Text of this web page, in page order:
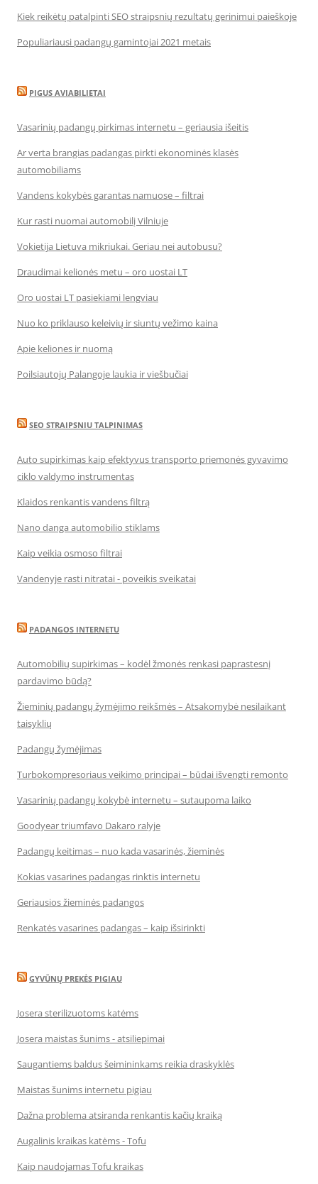
Kiek reikėtų patalpinti SEO straipsnių rezultatų gerinimui paieškoje
Populiariausi padangų gamintojai 2021 metais
PIGUS AVIABILIETAI
Vasarinių padangų pirkimas internetu – geriausia išeitis
Ar verta brangias padangas pirkti ekonominės klasės
automobiliams
Vandens kokybės garantas namuose – filtrai
Kur rasti nuomai automobilį Vilniuje
Vokietija Lietuva mikriukai. Geriau nei autobusu?
Draudimai kelionės metu – oro uostai LT
Oro uostai LT pasiekiami lengviau
Nuo ko priklauso keleivių ir siuntų vežimo kaina
Apie keliones ir nuomą
Poilsiautojų Palangoje laukia ir viešbučiai
SEO STRAIPSNIU TALPINIMAS
Auto supirkimas kaip efektyvus transporto priemonės gyvavimo
ciklo valdymo instrumentas
Klaidos renkantis vandens filtrą
Nano danga automobilio stiklams
Kaip veikia osmoso filtrai
Vandenyje rasti nitratai - poveikis sveikatai
PADANGOS INTERNETU
Automobilių supirkimas – kodėl žmonės renkasi paprastesnį
pardavimo būdą?
Žieminių padangų žymėjimo reikšmės – Atsakomybė nesilaikant
taisyklių
Padangų žymėjimas
Turbokompresoriaus veikimo principai – būdai išvengti remonto
Vasarinių padangų kokybė internetu – sutaupoma laiko
Goodyear triumfavo Dakaro ralyje
Padangų keitimas – nuo kada vasarinės, žieminės
Kokias vasarines padangas rinktis internetu
Geriausios žieminės padangos
Renkatės vasarines padangas – kaip išsirinkti
GYVŪNŲ PREKĖS PIGIAU
Josera sterilizuotoms katėms
Josera maistas šunims - atsiliepimai
Saugantiems baldus šeimininkams reikia draskyklės
Maistas šunims internetu pigiau
Dažna problema atsiranda renkantis kačių kraiką
Augalinis kraikas katėms - Tofu
Kaip naudojamas Tofu kraikas